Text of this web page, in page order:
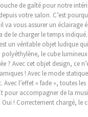
de gaîté pour notre
votre salon. C’est
va vous assurer un éclairage
le charger le temps indiqué.
un véritable objet ludique
le cube
? Avec cet objet design, ce
! Avec le mode
l’effet « fade », toutes
pour accompagner de la
! Correctement chargé, le